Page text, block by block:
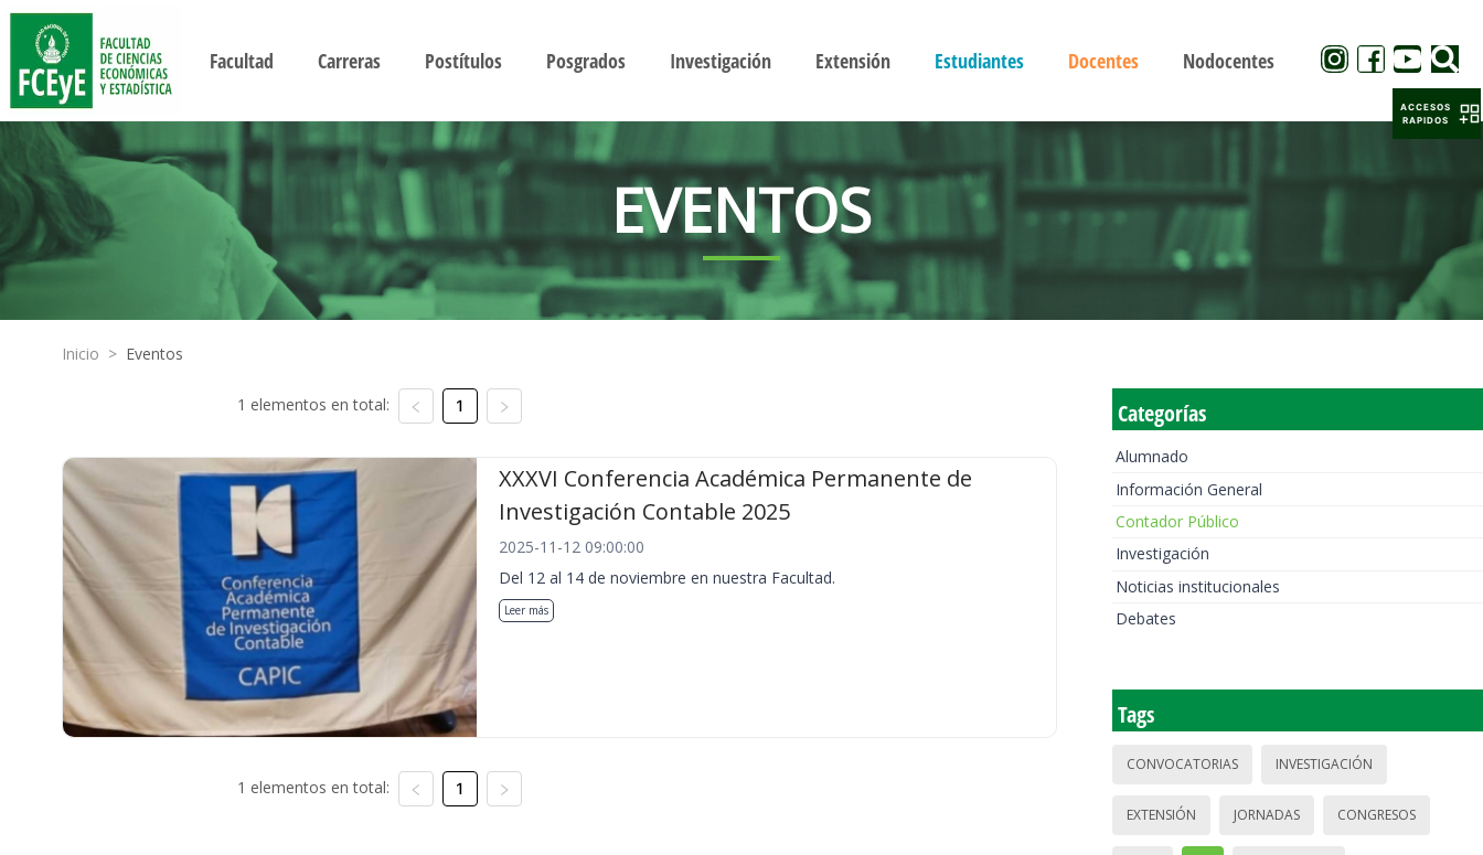
Facultad Carreras Postítulos Posgrados Investigación Extensión Estudiantes Docentes Nodocentes
EVENTOS
Inicio > Eventos
1 elementos en total: 1
XXXVI Conferencia Académica Permanente de
Investigación Contable 2025
2025-11-12 09:00:00
Del 12 al 14 de noviembre en nuestra Facultad.
Leer más
1 elementos en total: 1
Categorías
Alumnado
Información General
Contador Público
Investigación
Noticias institucionales
Debates
Tags
CONVOCATORIAS INVESTIGACIÓN
EXTENSIÓN JORNADAS CONGRESOS
ACCESOS
RAPIDOS